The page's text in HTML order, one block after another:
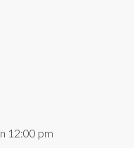
12:00 pm